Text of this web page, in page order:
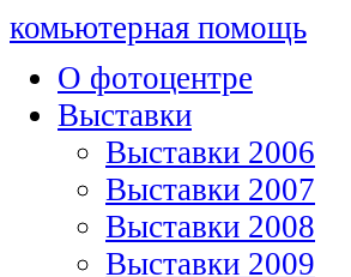
комьютерная помощь
О фотоцентре
Выставки
Выставки 2006
Выставки 2007
Выставки 2008
Выставки 2009